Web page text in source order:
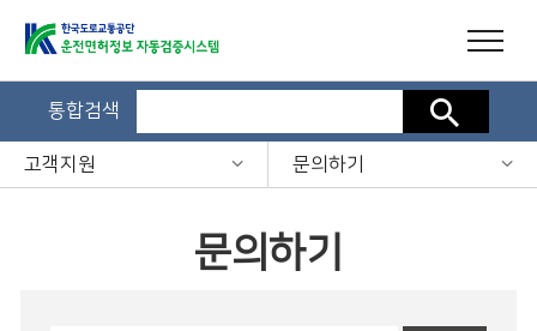
통합검색 검색
고객지원 문의하기
문의하기